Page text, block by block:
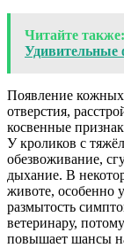
Читайте также:
Удивительные
Появление кожных
отверстия,
косвенные
У кроликов с
обезвоживание,
дыхание. В
животе, особенно
размытость
ветеринару,
повышает шансы